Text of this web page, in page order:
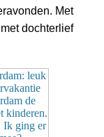
Met
dochterlief